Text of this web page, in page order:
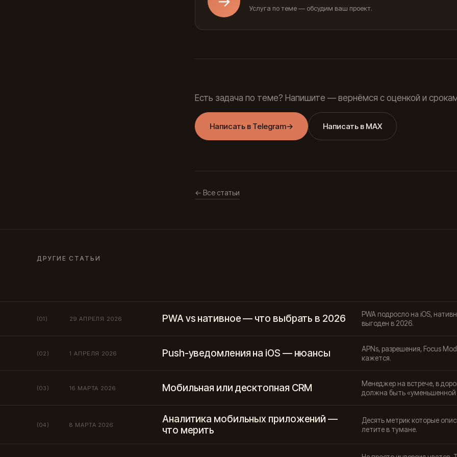
Услуга по теме — обсудим ваш проект.
Есть задача по теме? Напишите — вернёмся с оценкой и
Написать в Telegram→ Написать в MAX
← Все статьи
ДРУГИЕ СТАТЬИ
(01) 29 АПРЕЛЯ 2026 PWA vs нативное — что выбрать в 2026
PWA подросло на iOS,
выгоден в 2026.
(02) 1 АПРЕЛЯ 2026 Push-уведомления на iOS — нюансы
APNs, разрешения, Focus
кажется.
(03) 16 МАРТА 2026 Мобильная или десктопная CRM
Менеджер на встрече, в
должна быть «уменьшенной
(04) 8 МАРТА 2026
Аналитика мобильных приложений —
что мерить
Десять метрик которые
летите в тумане.